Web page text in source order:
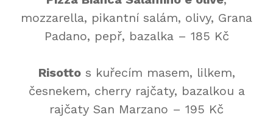
mozzarella, pikantní salám, olivy, Grana
Padano, pepř, bazalka – 185 Kč
Risottos kuřecím masem, lilkem,
česnekem, cherry rajčaty, bazalkou a
rajčaty San Marzano – 195 Kč